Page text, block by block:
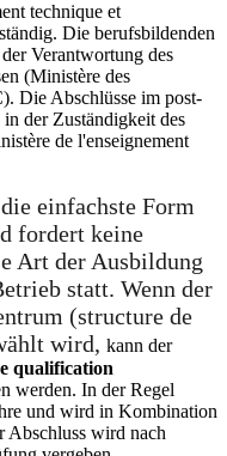
technique et
Die berufsbildenden
Verantwortung des
(Ministère des
Die Abschlüsse im post-
der Zuständigkeit des
de l'enseignement
einfachste Form
fordert keine
Art der Ausbildung
statt. Wenn der
(structure de
wird, kann der
qualification
werden. In der Regel
und wird in Kombination
Abschluss wird nach